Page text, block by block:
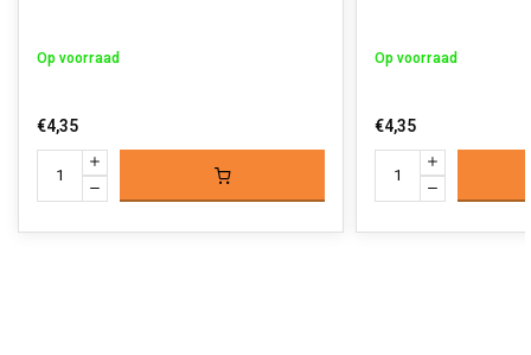
Op voorraad
€4,35
Op voorraad
€4,35